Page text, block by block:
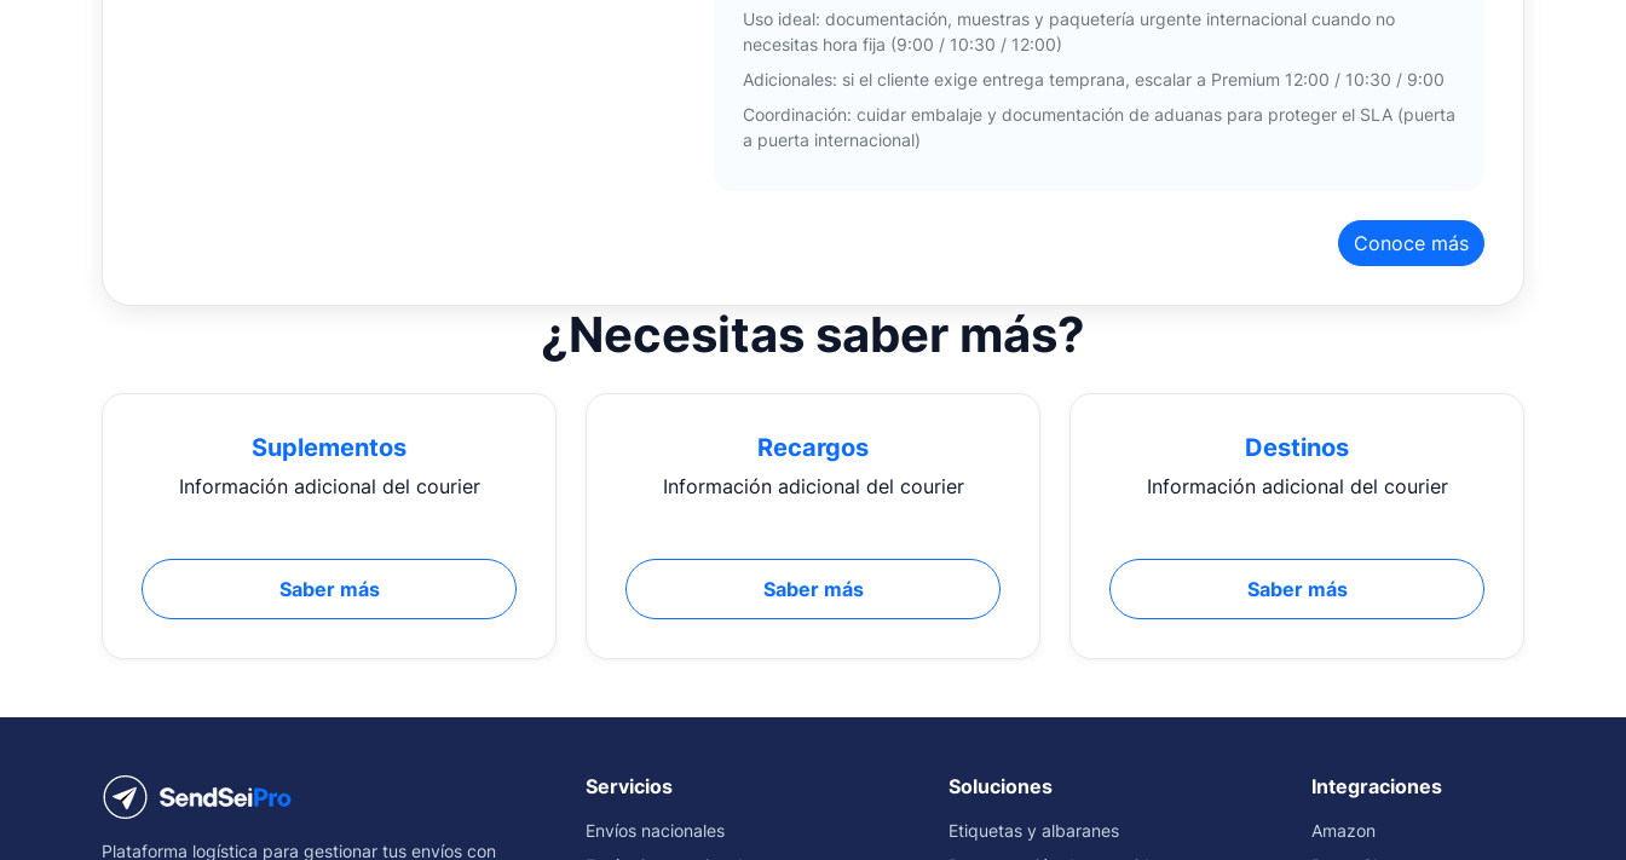
Uso ideal: documentación, muestras y paquetería urgente internacional cuando no
necesitas hora fija (9:00 / 10:30 / 12:00)
Adicionales: si el cliente exige entrega temprana, escalar a Premium 12:00 / 10:30 / 9:00
Coordinación: cuidar embalaje y documentación de aduanas para proteger el SLA (puerta
a puerta internacional)
Conoce más
¿Necesitas saber más?
Suplementos
Información adicional del courier
Saber más
Recargos
Información adicional del courier
Saber más
Destinos
Información adicional del courier
Saber más
Plataforma logística para gestionar tus envíos con
Servicios
Envíos nacionales
Soluciones
Etiquetas y albaranes
Integraciones
Amazon